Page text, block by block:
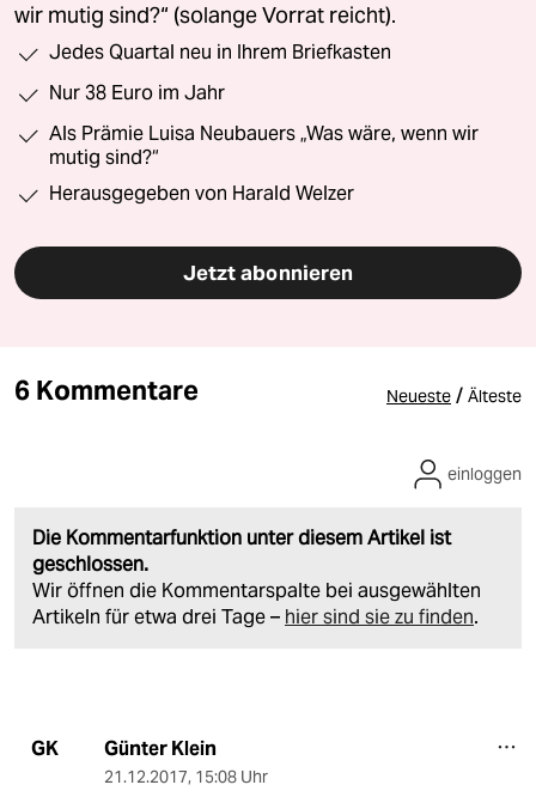
wir mutig sind?“ (solange Vorrat reicht).
Jedes Quartal neu in Ihrem Briefkasten
Nur 38 Euro im Jahr
Als Prämie Luisa Neubauers „Was wäre, wenn wir
mutig sind?“
Herausgegeben von Harald Welzer
Jetzt abonnieren
6 Kommentare Neueste / Älteste
Die Kommentarfunktion unter diesem Artikel ist
geschlossen.
Wir öffnen die Kommentarspalte bei ausgewählten
Artikeln für etwa drei Tage – hier sind sie zu finden.
einloggen
GK Günter Klein
21.12.2017, 15:08 Uhr